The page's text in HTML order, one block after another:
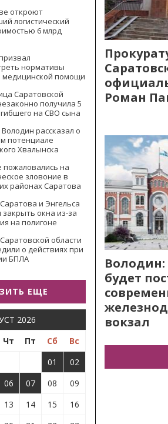
откроют
логистический
6 млрд
нормативы
медицинской помощи
Саратовской
получила 5
на СВО сына
рассказал о
потенциале
Хвалынска
пожаловались на
зловоние в
районах Саратова
и Энгельса
закрыть окна из-за
на полигоне
области
о действиях при
БПЛА
ЕЩЕ
2026
Чт Пт Сб
Вс
01
02
06 07 08
09
13 14 15
16
Роман
Володин:
будет
вокзал